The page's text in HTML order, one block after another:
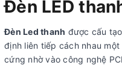
Đèn LED
Đèn Led thanh được cấu
định liên tiếp cách nhau
cứng nhờ vào công nghệ